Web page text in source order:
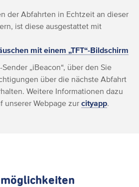
der Abfahrten in Echtzeit an dieser
ist diese ausgestattet mit
mit einem „TFT“-Bildschirm
„iBeacon“, über den Sie
über die nächste Abfahrt
Weitere Informationen dazu
unserer Webpage zur cityapp.